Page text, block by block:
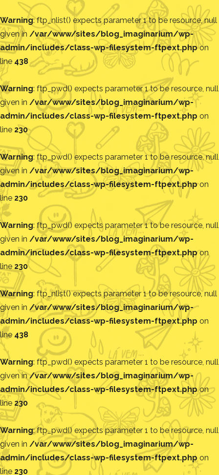
Warning: ftp_nlist() expects parameter 1 to be resource, null
given in /var/www/sites/blog_imaginarium/wp-
admin/includes/class-wp-filesystem-ftpext.phpon
line 438
Warning: ftp_pwd() expects parameter 1 to be resource, null
given in /var/www/sites/blog_imaginarium/wp-
admin/includes/class-wp-filesystem-ftpext.php on
line 230
Warning: ftp_pwd() expects parameter 1 to be resource, null
given in /var/www/sites/blog_imaginarium/wp-
admin/includes/class-wp-filesystem-ftpext.phpon
line 230
Warning: ftp_pwd() expects parameter 1 to be resource, null
given in /var/www/sites/blog_imaginarium/wp-
admin/includes/class-wp-filesystem-ftpext.phpon
line 230
Warning: ftp_nlist() expects parameter 1 to be resource, null
given in /var/www/sites/blog_imaginarium/wp-
admin/includes/class-wp-filesystem-ftpext.php on
line 438
Warning: ftp_pwd() expects parameter 1 to be resource, null
given in/var/www/sites/blog_imaginarium/wp-
admin/includes/class-wp-filesystem-ftpext.phpon
line 230
Warning: ftp_pwd() expects parameter 1 to be resource, null
given in /var/www/sites/blog_imaginarium/wp-
admin/includes/class-wp-filesystem-ftpext.php on
line 230